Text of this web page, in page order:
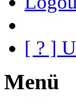
[ ? ]
Menü